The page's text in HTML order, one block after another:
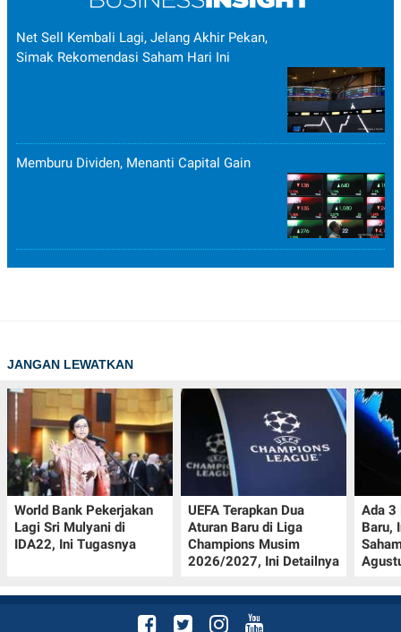
Net Sell Kembali Lagi, Jelang Akhir Pekan,
Simak Rekomendasi Saham Hari Ini
Memburu Dividen, Menanti Capital Gain
JANGAN LEWATKAN
World Bank Pekerjakan
Lagi Sri Mulyani di
IDA22, Ini Tugasnya
UEFA Terapkan Dua
Aturan Baru di Liga
Champions Musim
2026/2027, Ini Detailnya
Ada 3
Baru,